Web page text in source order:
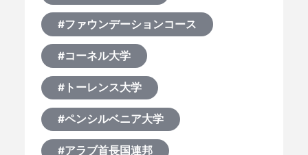
#ファウンデーションコース
#コーネル大学
#トーレンス大学
#ペンシルベニア大学
#アラブ首長国連邦